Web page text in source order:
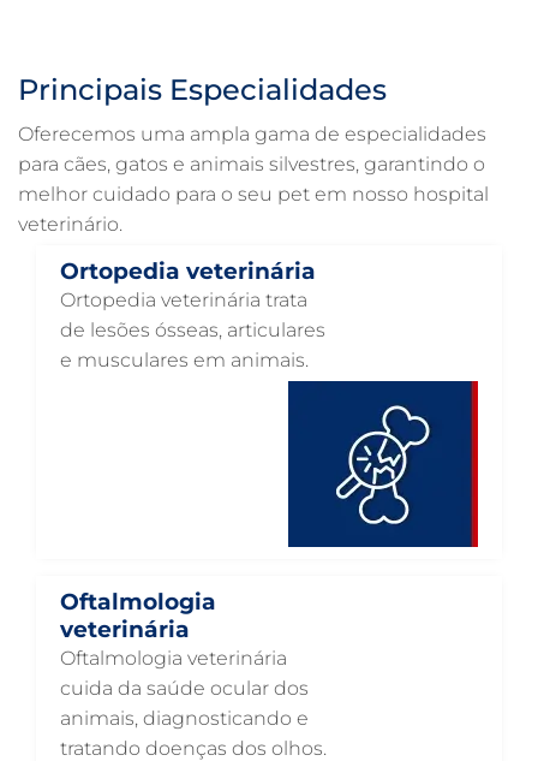
ULTRASSONOGRAFIA PARA CACHORRO EM GUARULHOS
ULTRASSOM VETERINÁRIO EM GUARULHOS
TRATAMENTO DE ANIMAIS EM GUARULHOS
RAIO X VETERINÁRIO EM GUARULHOS
PNEUMOLOGIA VETERINÁRIA EM GUARULHOS
OTOSCOPIA VETERINÁRIA EM GUARULHOS
OTOSCOPIA DIGITAL VETERINÁRIA EM GUARULHOS
OFTALMOLOGIA VETERINÁRIA EM GUARULHOS
NEUROLOGIA ANIMAL EM GUARULHOS
NEFROLOGIA VETERINÁRIA EM GUARULHOS
LABORATÓRIO PET EM GUARULHOS
INTERNAÇÃO VETERINÁRIA EM GUARULHOS
Principais Especialidades
Oferecemos uma ampla gama de especialidades
para cães, gatos e animais silvestres, garantindo o
melhor cuidado para o seu pet em nosso hospital
veterinário.
Ortopedia veterinária
Ortopedia veterinária trata
de lesões ósseas, articulares
e musculares em animais.
Oftalmologia
veterinária
Oftalmologia veterinária
cuida da saúde ocular dos
animais, diagnosticando e
tratando doenças dos olhos.